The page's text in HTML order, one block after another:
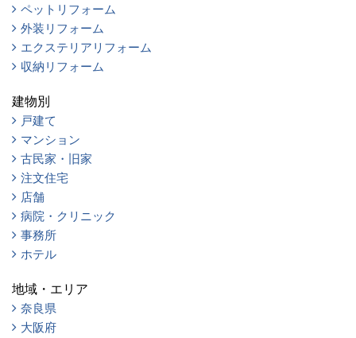
ペットリフォーム
外装リフォーム
エクステリアリフォーム
収納リフォーム
建物別
戸建て
マンション
古民家・旧家
注文住宅
店舗
病院・クリニック
事務所
ホテル
地域・エリア
奈良県
大阪府